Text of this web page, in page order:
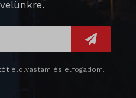
elolvastam és elfogadom.